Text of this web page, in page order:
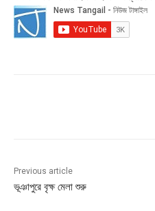
Previous article
ভূঞাপুরে বৃক্ষ মেলা শুরু